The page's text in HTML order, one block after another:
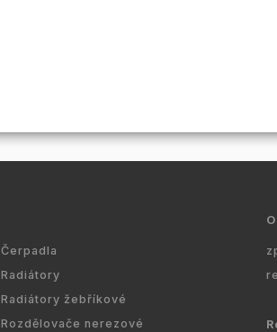
Čerpadla
Radiátory
Radiátory žebříkové
Rozdělovače nerezové